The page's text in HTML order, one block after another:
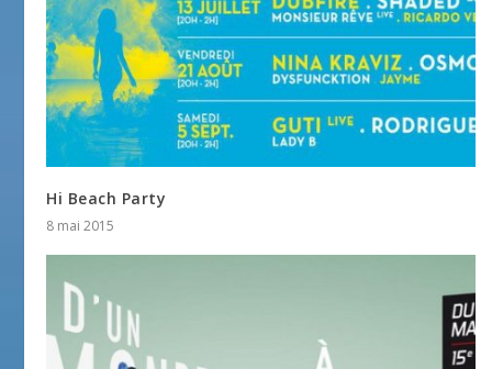
Hi Beach Party
8 mai 2015